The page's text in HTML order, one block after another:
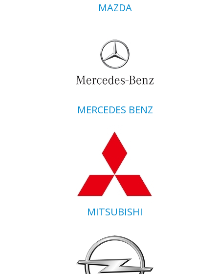
MAZDA
MERCEDES BENZ
MITSUBISHI